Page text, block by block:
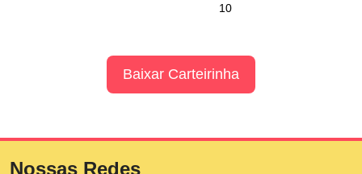
10
Baixar Carteirinha
Nossas Redes